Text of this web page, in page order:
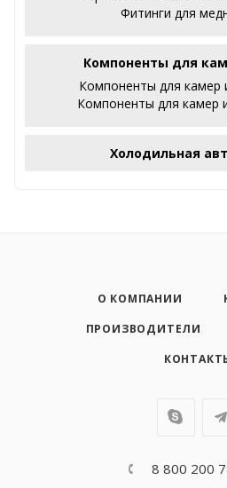
Фитинги для
Компоненты для
Компоненты для камер
Компоненты для камер
Холодильная
О КОМПАНИИ
ПРОИЗВОДИТЕЛИ
8 800 200